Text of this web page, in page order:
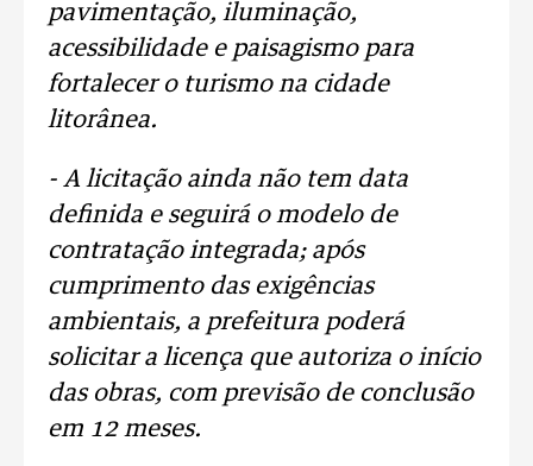
pavimentação, iluminação,
acessibilidade e paisagismo para
fortalecer o turismo na cidade
litorânea.
- A licitação ainda não tem data
definida e seguirá o modelo de
contratação integrada; após
cumprimento das exigências
ambientais, a prefeitura poderá
solicitar a licença que autoriza o início
das obras, com previsão de conclusão
em 12 meses.